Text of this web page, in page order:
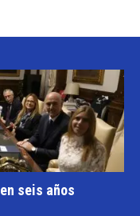
seis años